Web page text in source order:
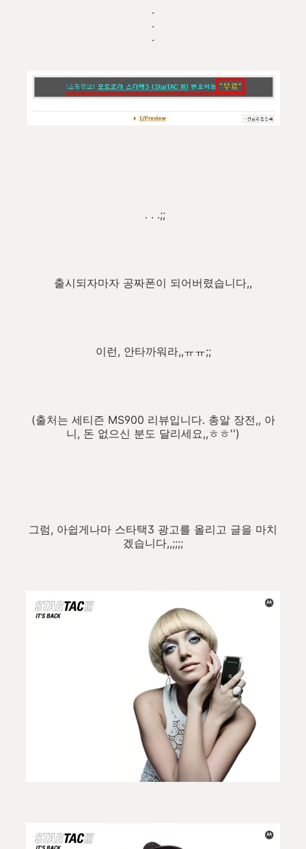
.
.
.
. . .;;
출시되자마자 공짜폰이 되어버렸습니다,,
이런, 안타까워라,,ㅠㅠ;;
(출처는 세티즌 MS900 리뷰입니다. 총알 장전,, 아
니, 돈 없으신 분도 달리세요,,ㅎㅎ'')
그럼, 아쉽게나마 스타택3 광고를 올리고 글을 마치
겠습니다,,;;;;